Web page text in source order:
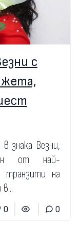
с
знака Везни,
от най-
транзити на
0 0